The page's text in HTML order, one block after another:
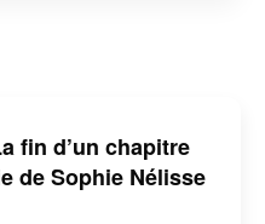
fin d’un chapitre
de Sophie Nélisse